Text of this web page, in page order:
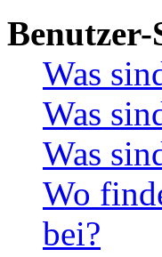
Was
Was
Was
Wo
bei?